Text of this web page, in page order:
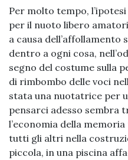
Per molto tempo,
per il nuoto libero
a causa dell’affollamento
dentro a ogni cosa,
segno del costume sulla
di rimbombo delle voci
stata una nuotatrice per
pensarci adesso sembra
l’economia della
tutti gli altri nella
piccola, in una piscina